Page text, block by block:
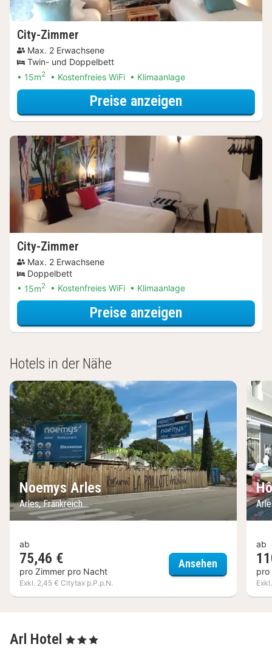
City-Zimmer
Max. 2 Erwachsene
Twin- und Doppelbett
15m2 Kostenfreies WiFi Klimaanlage
Preise anzeigen
City-Zimmer
Max. 2 Erwachsene
Doppelbett
15m2 Kostenfreies WiFi Klimaanlage
Preise anzeigen
Hotels in der Nähe
Noemys Arles
Arles, Frankreich
ab
75,46 €
pro Zimmer pro Nacht
Exkl. 2,45 € Citytax p.P.p.N.
Ansehen Noemys
ab
pro
Arl Hotel , 3 Sterne